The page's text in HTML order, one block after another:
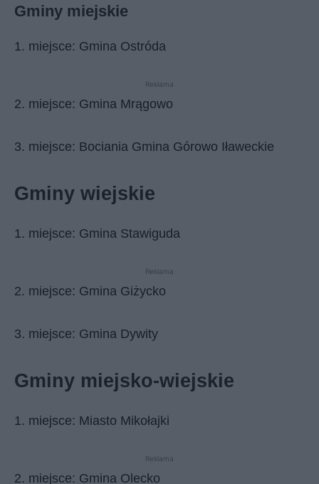
Gminy miejskie
1. miejsce: Gmina Ostróda
Reklama
2. miejsce: Gmina Mrągowo
3. miejsce: Bociania Gmina Górowo Iławeckie
Gminy wiejskie
1. miejsce: Gmina Stawiguda
Reklama
2. miejsce: Gmina Giżycko
3. miejsce: Gmina Dywity
Gminy miejsko-wiejskie
1. miejsce: Miasto Mikołajki
Reklama
2. miejsce: Gmina Olecko